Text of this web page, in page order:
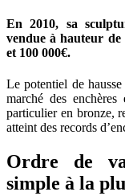
En 2010, sa
vendue à hauteur de
et 100 000€.
Le potentiel de
marché des
particulier en bronze,
atteint des records
Ordre de
simple à la